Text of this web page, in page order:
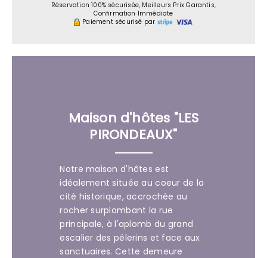
Réservation 100% sécurisée, Meilleurs Prix Garantis,
Confirmation Immédiate
Paiement sécurisé par
Maison d'hôtes "LES
PIRONDEAUX"
Notre maison d'hôtes est
idéalement située au coeur de la
cité historique, accrochée au
rocher surplombant la rue
principale, à l'aplomb du grand
escalier des pélerins et face aux
sanctuaires. Cette demeure